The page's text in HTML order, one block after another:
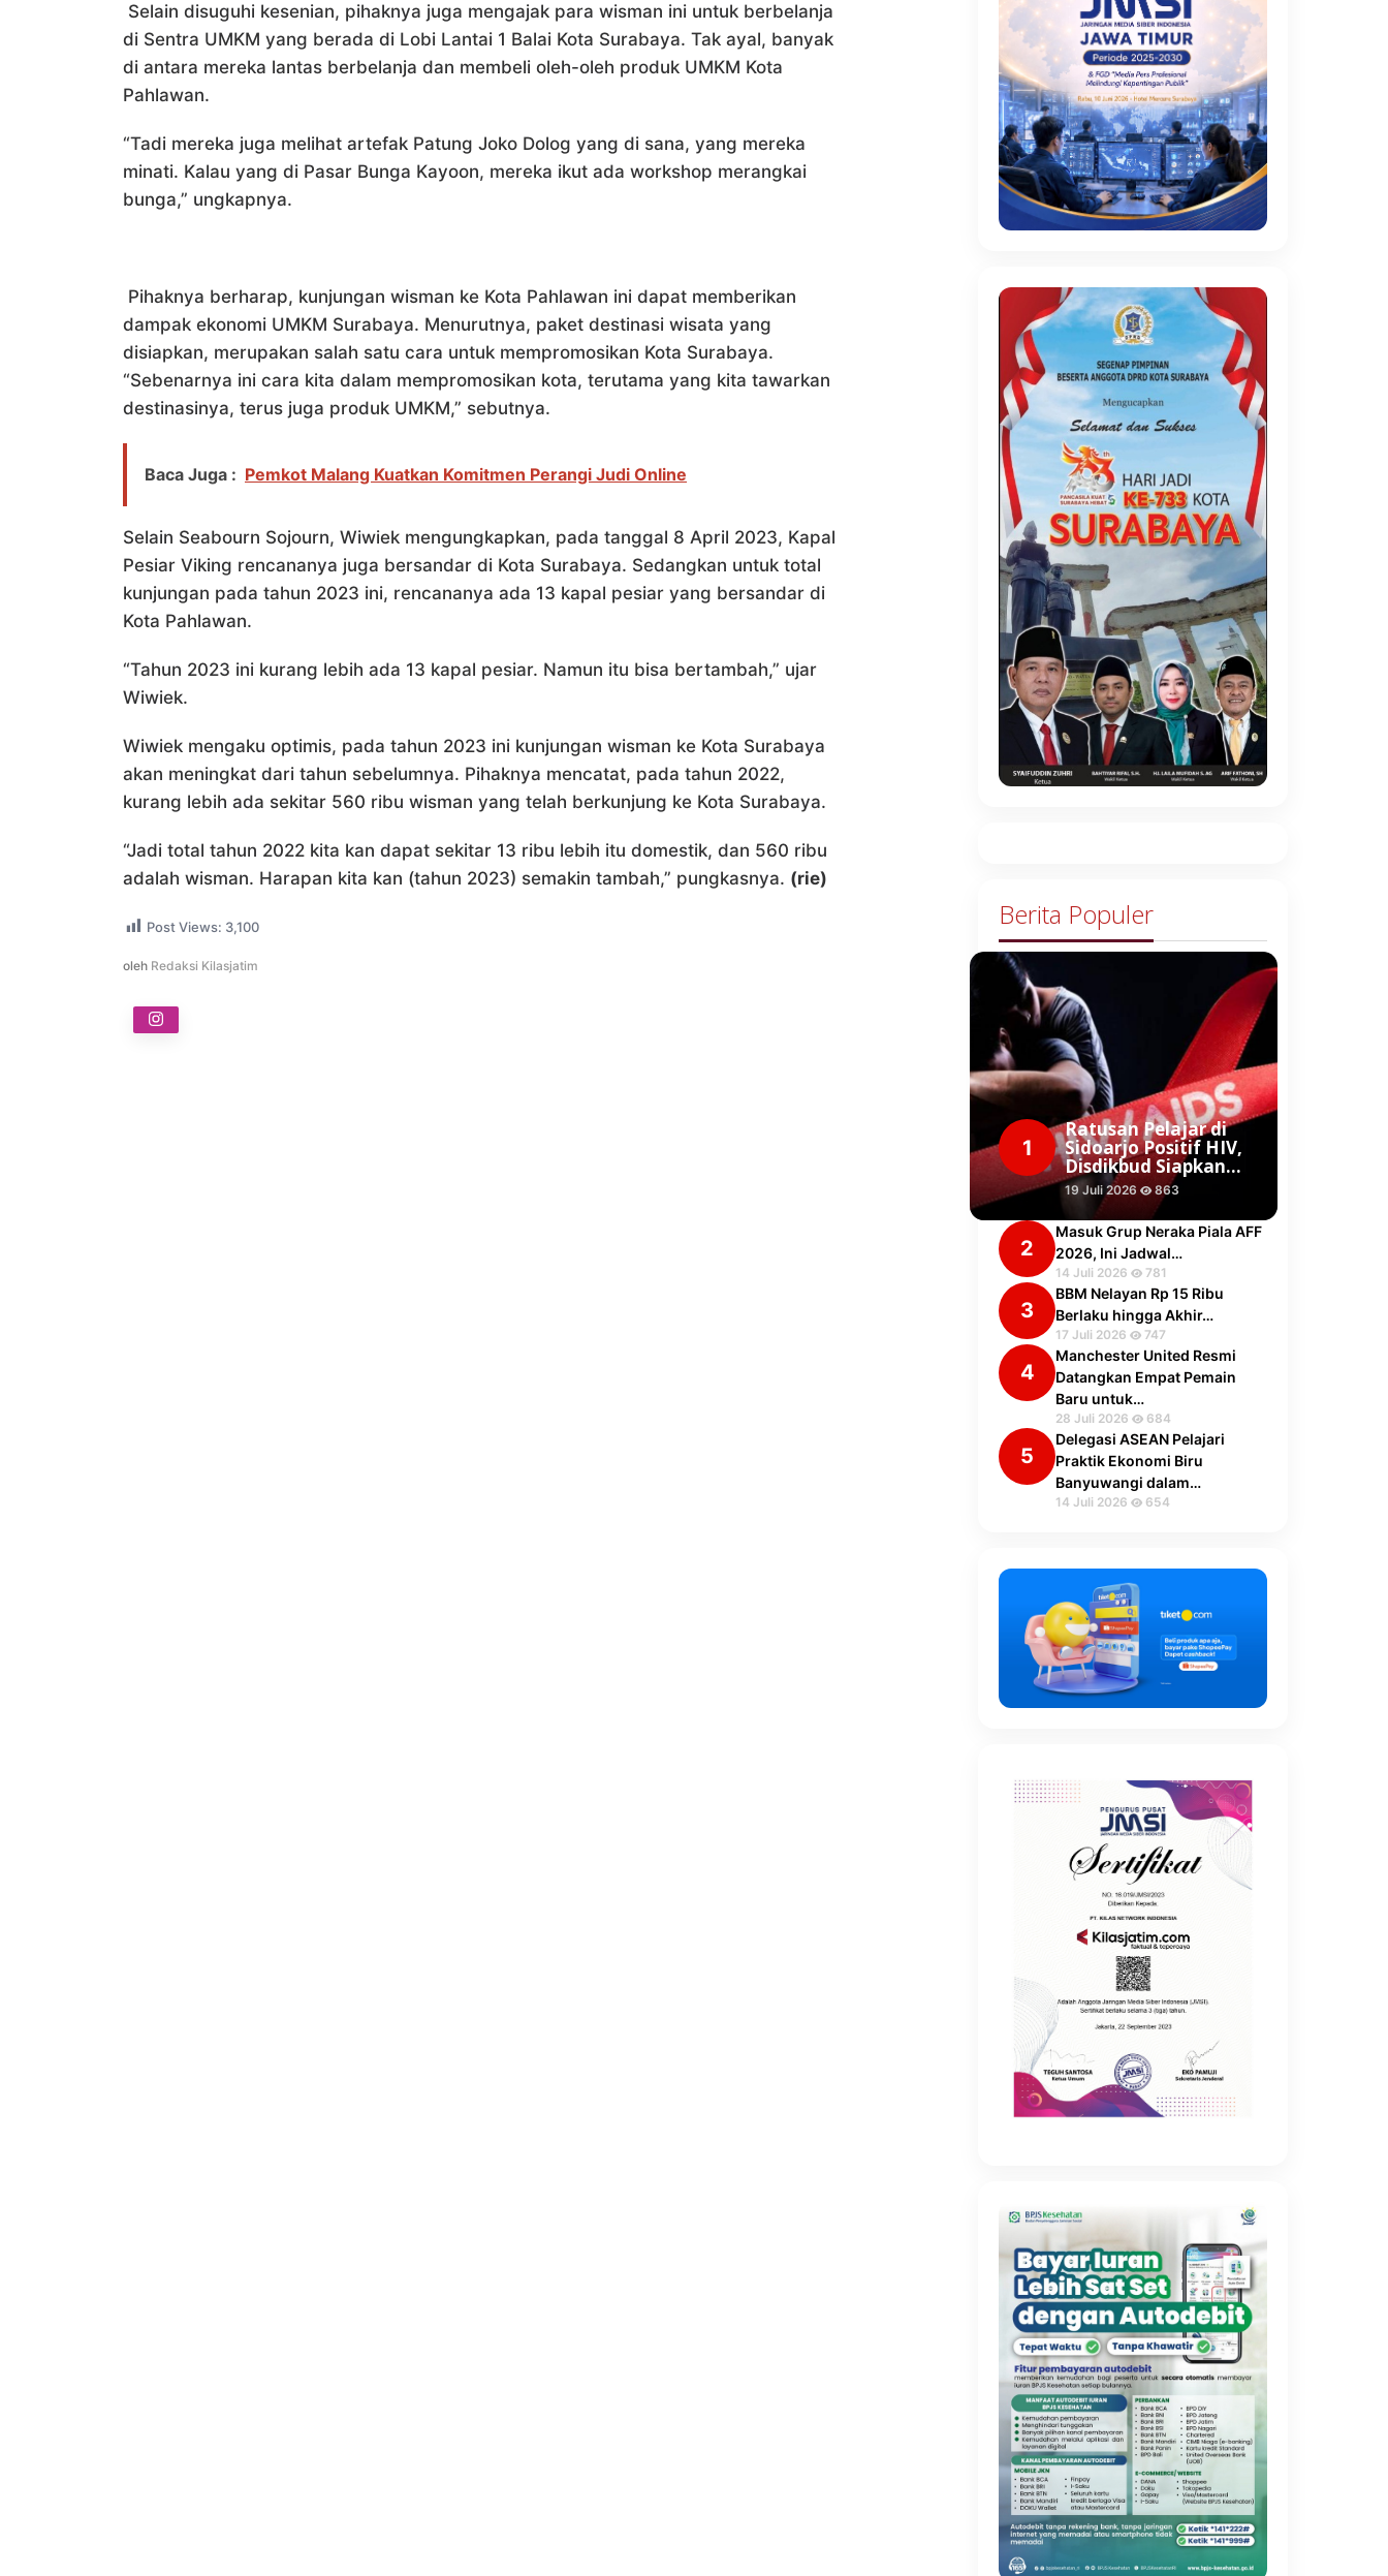
Selain disuguhi kesenian, pihaknya juga mengajak para wisman ini untuk berbelanja
di Sentra UMKM yang berada di Lobi Lantai 1 Balai Kota Surabaya. Tak ayal, banyak
di antara mereka lantas berbelanja dan membeli oleh-oleh produk UMKM Kota
Pahlawan.
“Tadi mereka juga melihat artefak Patung Joko Dolog yang di sana, yang mereka
minati. Kalau yang di Pasar Bunga Kayoon, mereka ikut ada workshop merangkai
bunga,” ungkapnya.
Pihaknya berharap, kunjungan wisman ke Kota Pahlawan ini dapat memberikan
dampak ekonomi UMKM Surabaya. Menurutnya, paket destinasi wisata yang
disiapkan, merupakan salah satu cara untuk mempromosikan Kota Surabaya.
“Sebenarnya ini cara kita dalam mempromosikan kota, terutama yang kita tawarkan
destinasinya, terus juga produk UMKM,” sebutnya.
Baca Juga : Pemkot Malang Kuatkan Komitmen Perangi Judi Online
Selain Seabourn Sojourn, Wiwiek mengungkapkan, pada tanggal 8 April 2023, Kapal
Pesiar Viking rencananya juga bersandar di Kota Surabaya. Sedangkan untuk total
kunjungan pada tahun 2023 ini, rencananya ada 13 kapal pesiar yang bersandar di
Kota Pahlawan.
“Tahun 2023 ini kurang lebih ada 13 kapal pesiar. Namun itu bisa bertambah,” ujar
Wiwiek.
Wiwiek mengaku optimis, pada tahun 2023 ini kunjungan wisman ke Kota Surabaya
akan meningkat dari tahun sebelumnya. Pihaknya mencatat, pada tahun 2022,
kurang lebih ada sekitar 560 ribu wisman yang telah berkunjung ke Kota Surabaya.
“Jadi total tahun 2022 kita kan dapat sekitar 13 ribu lebih itu domestik, dan 560 ribu
adalah wisman. Harapan kita kan (tahun 2023) semakin tambah,” pungkasnya. (rie)
Post Views: 3,100
oleh Redaksi Kilasjatim
Berita Populer
1
Ratusan Pelajar di
Sidoarjo Positif HIV,
Disdikbud Siapkan…
19 Juli 2026 863
2
Masuk Grup Neraka Piala AFF
2026, Ini Jadwal…
14 Juli 2026 781
3
BBM Nelayan Rp 15 Ribu
Berlaku hingga Akhir…
17 Juli 2026 747
4
Manchester United Resmi
Datangkan Empat Pemain
Baru untuk…
28 Juli 2026 684
5
Delegasi ASEAN Pelajari
Praktik Ekonomi Biru
Banyuwangi dalam…
14 Juli 2026 654